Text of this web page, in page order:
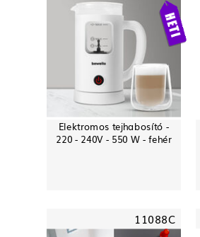
Elektromos tejhabosító -
220 - 240V - 550 W - fehér
11088C